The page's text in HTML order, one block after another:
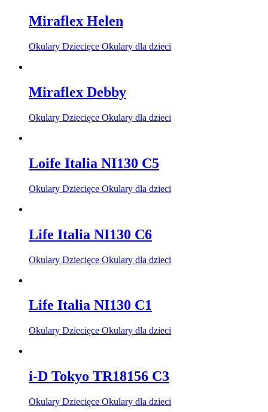
Miraflex Helen
Okulary Dziecięce Okulary dla dzieci
Miraflex Debby
Okulary Dziecięce Okulary dla dzieci
Loife Italia NI130 C5
Okulary Dziecięce Okulary dla dzieci
Life Italia NI130 C6
Okulary Dziecięce Okulary dla dzieci
Life Italia NI130 C1
Okulary Dziecięce Okulary dla dzieci
i-D Tokyo TR18156 C3
Okulary Dziecięce Okulary dla dzieci